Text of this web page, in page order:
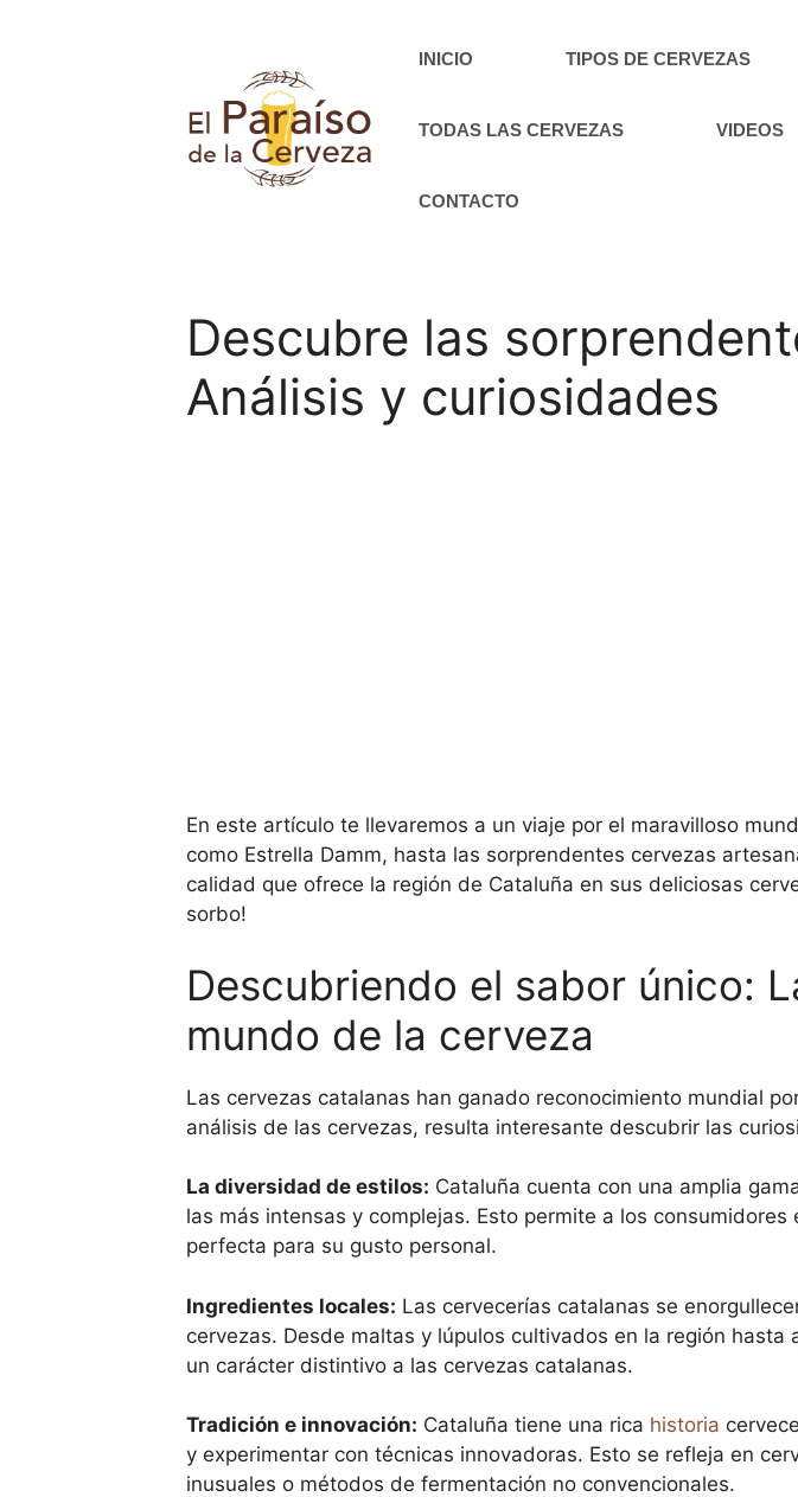
INICIO TIPOS DE CERVEZAS
TODAS LAS CERVEZAS VIDEOS
CONTACTO
Descubre las
Análisis y curiosidades
En este artículo te llevaremos a un viaje por el maravilloso
como Estrella Damm, hasta las sorprendentes cervezas
calidad que ofrece la región de Cataluña en sus deliciosas
sorbo!
Descubriendo el sabor único:
mundo de la cerveza
Las cervezas catalanas han ganado reconocimiento mundial
análisis de las cervezas, resulta interesante descubrir las
La diversidad de estilos: Cataluña cuenta con una amplia
las más intensas y complejas. Esto permite a los
perfecta para su gusto personal.
Ingredientes locales: Las cervecerías catalanas se
cervezas. Desde maltas y lúpulos cultivados en la región
un carácter distintivo a las cervezas catalanas.
Tradición e innovación: Cataluña tiene una rica historia
y experimentar con técnicas innovadoras. Esto se refleja en
inusuales o métodos de fermentación no convencionales.